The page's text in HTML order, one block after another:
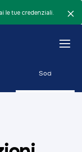
le tue credenziali.
Soci